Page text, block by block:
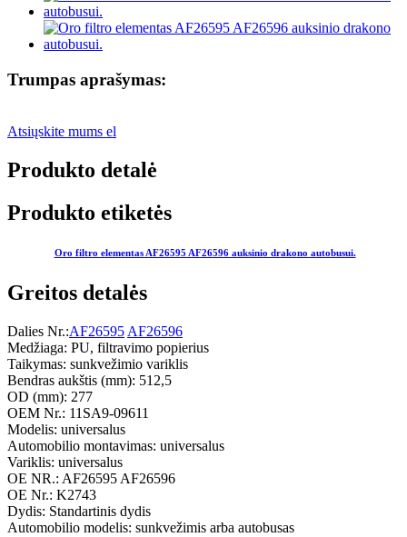
Trumpas aprašymas:
Atsiųskite mums el
Produkto detalė
Produkto etiketės
Oro filtro elementas AF26595 AF26596 auksinio drakono autobusui.
Greitos detalės
Dalies Nr.:AF26595 AF26596
Medžiaga: PU, filtravimo popierius
Taikymas: sunkvežimio variklis
Bendras aukštis (mm): 512,5
OD (mm): 277
OEM Nr.: 11SA9-09611
Modelis: universalus
Automobilio montavimas: universalus
Variklis: universalus
OE NR.: AF26595 AF26596
OE Nr.: K2743
Dydis: Standartinis dydis
Automobilio modelis: sunkvežimis arba autobusas